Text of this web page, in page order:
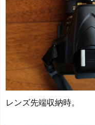
レンズ先端収納時。